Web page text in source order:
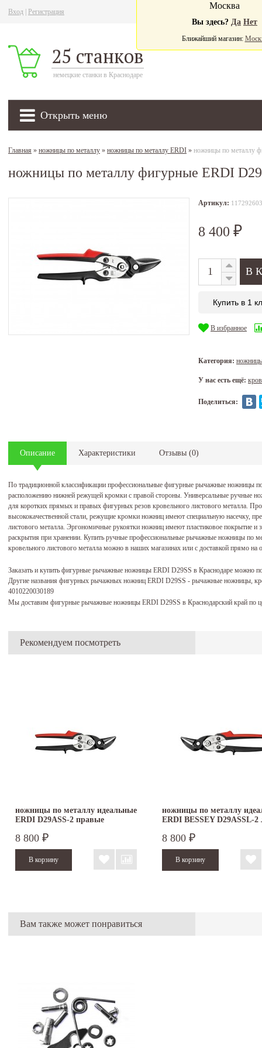
Вход Регистрация
25 станков
немецкие станки в Краснодаре
Открыть меню
Москва
Вы здесь? Да Нет
Ближайший магазин:
Главная » ножницы по металлу » ножницы по металлу ERDI » ножницы по металлу
ножницы по металлу фигурные ERDI
Артикул: 117292603
8 400 ₽
Купить в 1
В избранное
Категория:
У нас есть ещё:
Поделиться:
Описание Характеристики Отзывы (0)
По традиционной классификации профессиональные фигурные рычажные ножницы
расположению нижней режущей кромки с правой стороны. Универсальные ручные
для коротких прямых и правых фигурных резов кровельного листового металла.
высококачественной стали, режущие кромки ножниц имеют специальную насечку,
листового металла. Эргономичные рукоятки ножниц имеют пластиковое покрытие и
раскрытия при хранении. Купить ручные профессиональные рычажные ножницы по
кровельного листового металла можно в наших магазинах или с доставкой прямо на
Заказать и купить фигурные рычажные ножницы ERDI D29SS в Краснодаре можно
Другие названия фигурных рычажных ножниц ERDI D29SS - рычажные ножницы,
4010220030189
Мы доставим фигурные рычажные ножницы ERDI D29SS в Краснодарский край по
Рекомендуем посмотреть
ножницы по металлу идеальные
ERDI D29ASS-2 правые
8 800 ₽
ножницы по металлу
ERDI BESSEY D29ASSL-2
8 800 ₽
Вам также может понравиться